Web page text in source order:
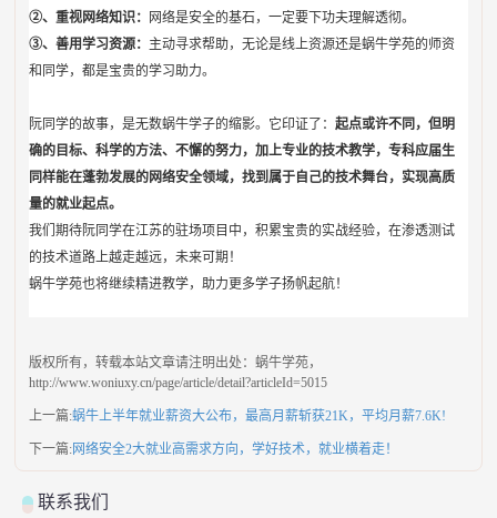
②、重视网络知识：
网络是安全的基石，一定要下功夫理解透彻。
③、善用学习资源： 主动寻求帮助，无论是线上资源还是蜗牛学苑的师资
和同学，都是宝贵的学习助力。
阮同学的故事，是无数蜗牛学子的缩影。它印证了：起点或许不同，但明
确的目标、科学的方法、不懈的努力，加上专业的技术教学，专科应届生
同样能在蓬勃发展的网络安全领域，找到属于自己的技术舞台，实现高质
量的就业起点。
我们期待阮同学在江苏的驻场项目中，积累宝贵的实战经验，在渗透测试
的技术道路上越走越远，未来可期！
蜗牛学苑也将继续精进教学，助力更多学子扬帆起航！
版权所有，转载本站文章请注明出处：蜗牛学苑，
http://www.woniuxy.cn/page/article/detail?articleId=5015
上一篇:蜗牛上半年就业薪资大公布，最高月薪斩获21K，平均月薪7.6K!
下一篇:网络安全2大就业高需求方向，学好技术，就业横着走！
联系我们